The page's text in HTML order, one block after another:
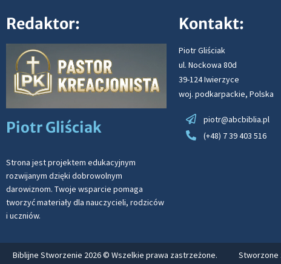
Redaktor:
Piotr Gliściak
Strona jest projektem edukacyjnym
rozwijanym dzięki dobrowolnym
darowiznom. Twoje wsparcie pomaga
tworzyć materiały dla nauczycieli, rodziców
i uczniów.
Kontakt:
Piotr Gliściak
ul. Nockowa 80d
39-124 Iwierzyce
woj. podkarpackie, Polska
piotr@abcbiblia.pl
(+48) 7 39 403 516
Biblijne Stworzenie 2026 © Wszelkie prawa zastrzeżone. Stworzone